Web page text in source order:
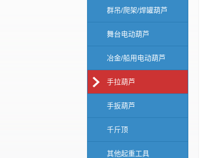
群吊/爬架/焊罐葫芦
舞台电动葫芦
冶金/船用电动葫芦
手拉葫芦
手扳葫芦
千斤顶
其他起重工具